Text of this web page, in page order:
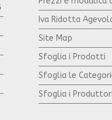
Iva Ridotta
Site Map
Sfoglia i Prodotti
Sfoglia le
Sfoglia i Produttori